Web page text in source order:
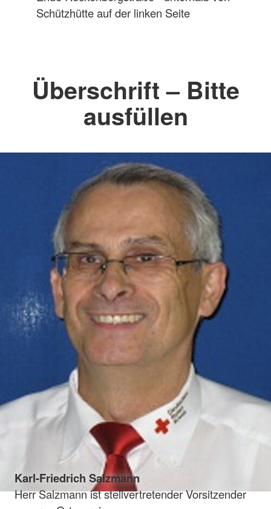
Schützhütte auf der linken Seite
Überschrift – Bitte
ausfüllen
Karl-Friedrich Salzmann
Herr Salzmann ist stellvertretender Vorsitzender